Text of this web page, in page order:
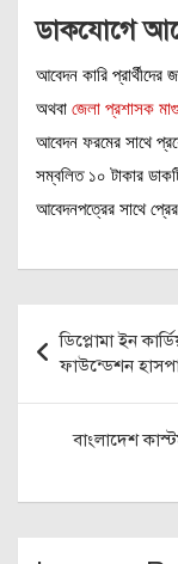
ডাকযোগে
আবেদন কারি
অথবা জেলা প্রশাসক
আবেদন ফরমের সাথে
সম্বলিত ১০ টাকার
আবেদনপত্রের সাথে
Post
navigation
ডিপ্লোমা ইন
ফাউন্ডেশন
বাংলাদেশ